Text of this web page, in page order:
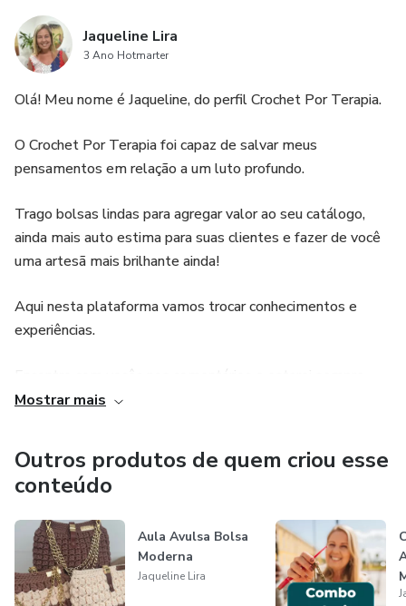
Jaqueline Lira
3 Ano Hotmarter
Olá! Meu nome é Jaqueline, do perfil Crochet Por Terapia.
O Crochet Por Terapia foi capaz de salvar meus
pensamentos em relação a um luto profundo.
Trago bolsas lindas para agregar valor ao seu catálogo,
ainda mais auto estima para suas clientes e fazer de você
uma artesã mais brilhante ainda!
Aqui nesta plataforma vamos trocar conhecimentos e
experiências.
aqui!
Vamos brindar a beleza da vida.
Pega a seu fio, a sua agulha e...
Vem crochetar comigo?
Mostrar mais
Outros produtos de quem criou esse
conteúdo
Aula Avulsa Bolsa
Moderna
Jaqueline Lira